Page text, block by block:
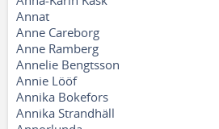
Annat
Anne Careborg
Anne Ramberg
Annelie Bengtsson
Annie Lööf
Annika Bokefors
Annika Strandhäll